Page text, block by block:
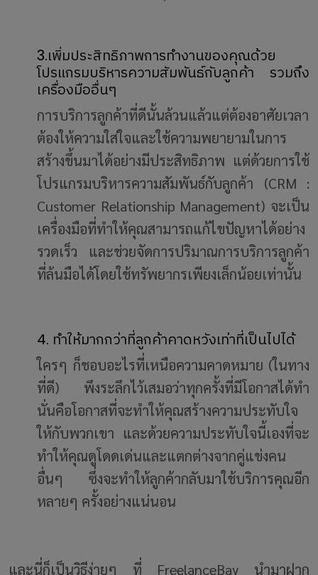
3.เพิ่มประสิทธิภาพการทำงานของคุณด้วย
โปรแกรมบริหารความสัมพันธ์กับลูกค้า รวมถึง
เครื่องมืออื่นๆ
การบริการลูกค้าที่ดีนั้นล้วนแล้วแต่ต้องอาศัยเวลา
ต้องให้ความใส่ใจและใช้ความพยายามในการ
สร้างขึ้นมาได้อย่างมีประสิทธิภาพ แต่ด้วยการใช้
โปรแกรมบริหารความสัมพันธ์กับลูกค้า (CRM :
Customer Relationship Management) จะเป็น
เครื่องมือที่ทำให้คุณสามารถแก้ไขปัญหาได้อย่าง
รวดเร็ว และช่วยจัดการปริมาณการบริการลูกค้า
ที่ล้นมือได้โดยใช้ทรัพยากรเพียงเล็กน้อยเท่านั้น
4. ทำให้มากกว่าที่ลูกค้าคาดหวังเท่าที่เป็นไปได้
ใครๆ ก็ชอบอะไรที่เหนือความคาดหมาย (ในทาง
ที่ดี) พึงระลึกไว้เสมอว่าทุกครั้งที่มีโอกาสได้ทำ
นั่นคือโอกาสที่จะทำให้คุณสร้างความประทับใจ
ให้กับพวกเขา และด้วยความประทับใจนี้เองที่จะ
ทำให้คุณดูโดดเด่นและแตกต่างจากคู่แข่งคน
อื่นๆ ซึ่งจะทำให้ลูกค้ากลับมาใช้บริการคุณอีก
หลายๆ ครั้งอย่างแน่นอน
และนี่ก็เป็นวิธีง่ายๆ ที่ FreelanceBay นำมาฝาก